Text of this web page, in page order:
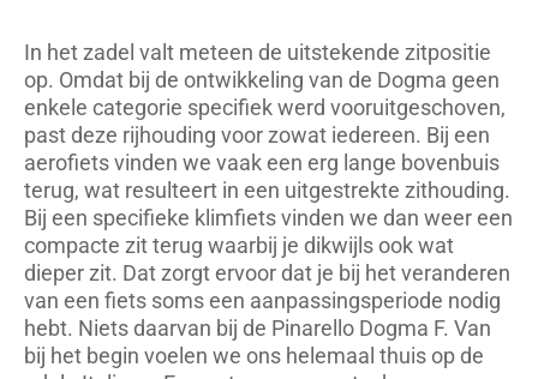
In het zadel valt meteen de uitstekende zitpositie
op. Omdat bij de ontwikkeling van de Dogma geen
enkele categorie specifiek werd vooruitgeschoven,
past deze rijhouding voor zowat iedereen. Bij een
aerofiets vinden we vaak een erg lange bovenbuis
terug, wat resulteert in een uitgestrekte zithouding.
Bij een specifieke klimfiets vinden we dan weer een
compacte zit terug waarbij je dikwijls ook wat
dieper zit. Dat zorgt ervoor dat je bij het veranderen
van een fiets soms een aanpassingsperiode nodig
hebt. Niets daarvan bij de Pinarello Dogma F. Van
bij het begin voelen we ons helemaal thuis op de